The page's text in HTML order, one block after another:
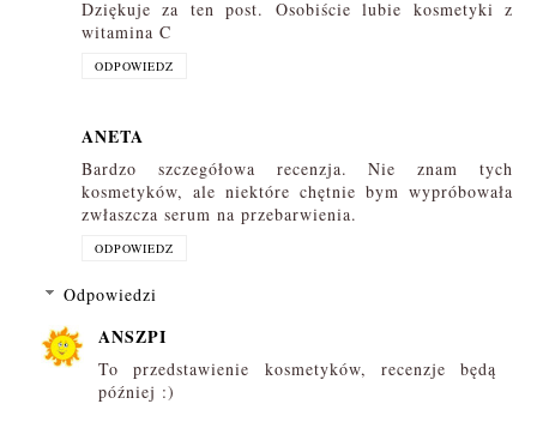
Dziękuje za ten post. Osobiście lubie kosmetyki z
witamina C
ODPOWIEDZ
ANETA
Bardzo szczegółowa recenzja. Nie znam tych
kosmetyków, ale niektóre chętnie bym wypróbowała
zwłaszcza serum na przebarwienia.
ODPOWIEDZ
Odpowiedzi
ANSZPI
To przedstawienie kosmetyków, recenzje będą
później :)